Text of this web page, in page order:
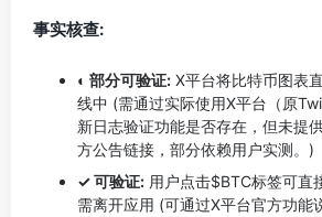
事实核查:
◐ 部分可验证: X平台将比特币图表
线中 (需通过实际使用X平台（原
新日志验证功能是否存在，但未提
方公告链接，部分依赖用户实测。)
✓ 可验证: 用户点击$BTC标签可直
需离开应用 (可通过X平台官方功能